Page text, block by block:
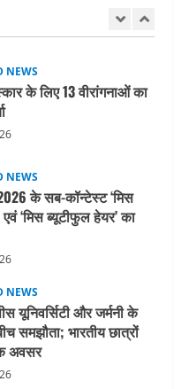
के सब-कॉन्टेस्ट ‘मिस
‘मिस ब्यूटीफुल हेयर’ का
NEWS
यूनिवर्सिटी और जर्मनी के
समझौता; भारतीय छात्रों
अवसर
के मुख्यमंत्री से
और सांस्कृतिक
पर हुई चर्चा